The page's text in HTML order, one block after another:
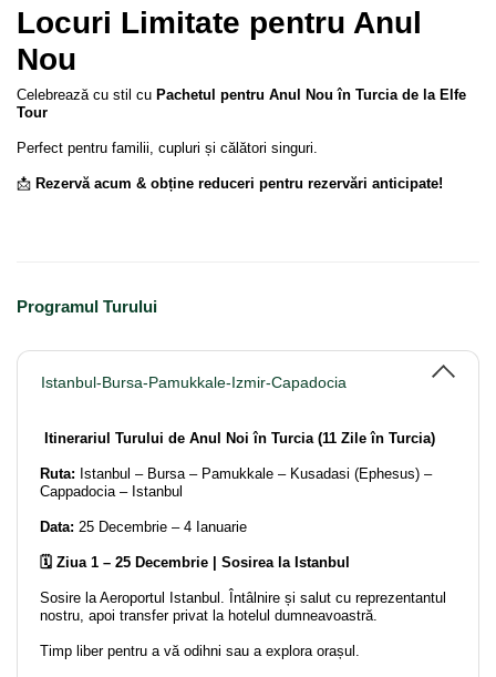
Locuri Limitate pentru Anul
Nou
Celebrează cu stil cu Pachetul pentru Anul Nou în Turcia de la Elfe
Tour
Perfect pentru familii, cupluri și călători singuri.
📩 Rezervă acum & obține reduceri pentru rezervări anticipate!
Programul Turului
Istanbul-Bursa-Pamukkale-Izmir-Capadocia
Itinerariul Turului de Anul Noi în Turcia (11 Zile în Turcia)
Ruta: Istanbul – Bursa – Pamukkale – Kusadasi (Ephesus) –
Cappadocia – Istanbul
Data: 25 Decembrie – 4 Ianuarie
🗓️ Ziua 1 – 25 Decembrie | Sosirea la Istanbul
Sosire la Aeroportul Istanbul. Întâlnire și salut cu reprezentantul
nostru, apoi transfer privat la hotelul dumneavoastră.
Timp liber pentru a vă odihni sau a explora orașul.